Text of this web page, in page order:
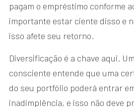
pagam o empréstimo conforme
importante estar ciente disso e
isso afete seu retorno.
Diversificação é a chave aqui.
consciente entende que uma
do seu portfólio poderá entrar
inadimplência, e isso não deve